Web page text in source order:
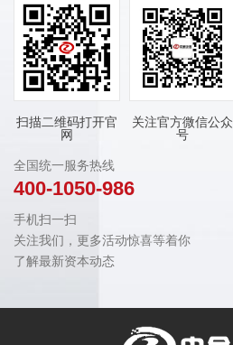
扫描二维码打开官
网
关注官方微信公众
号
全国统一服务热线
400-1050-986
手机扫一扫
关注我们，更多活动惊喜等着你
了解最新资本动态